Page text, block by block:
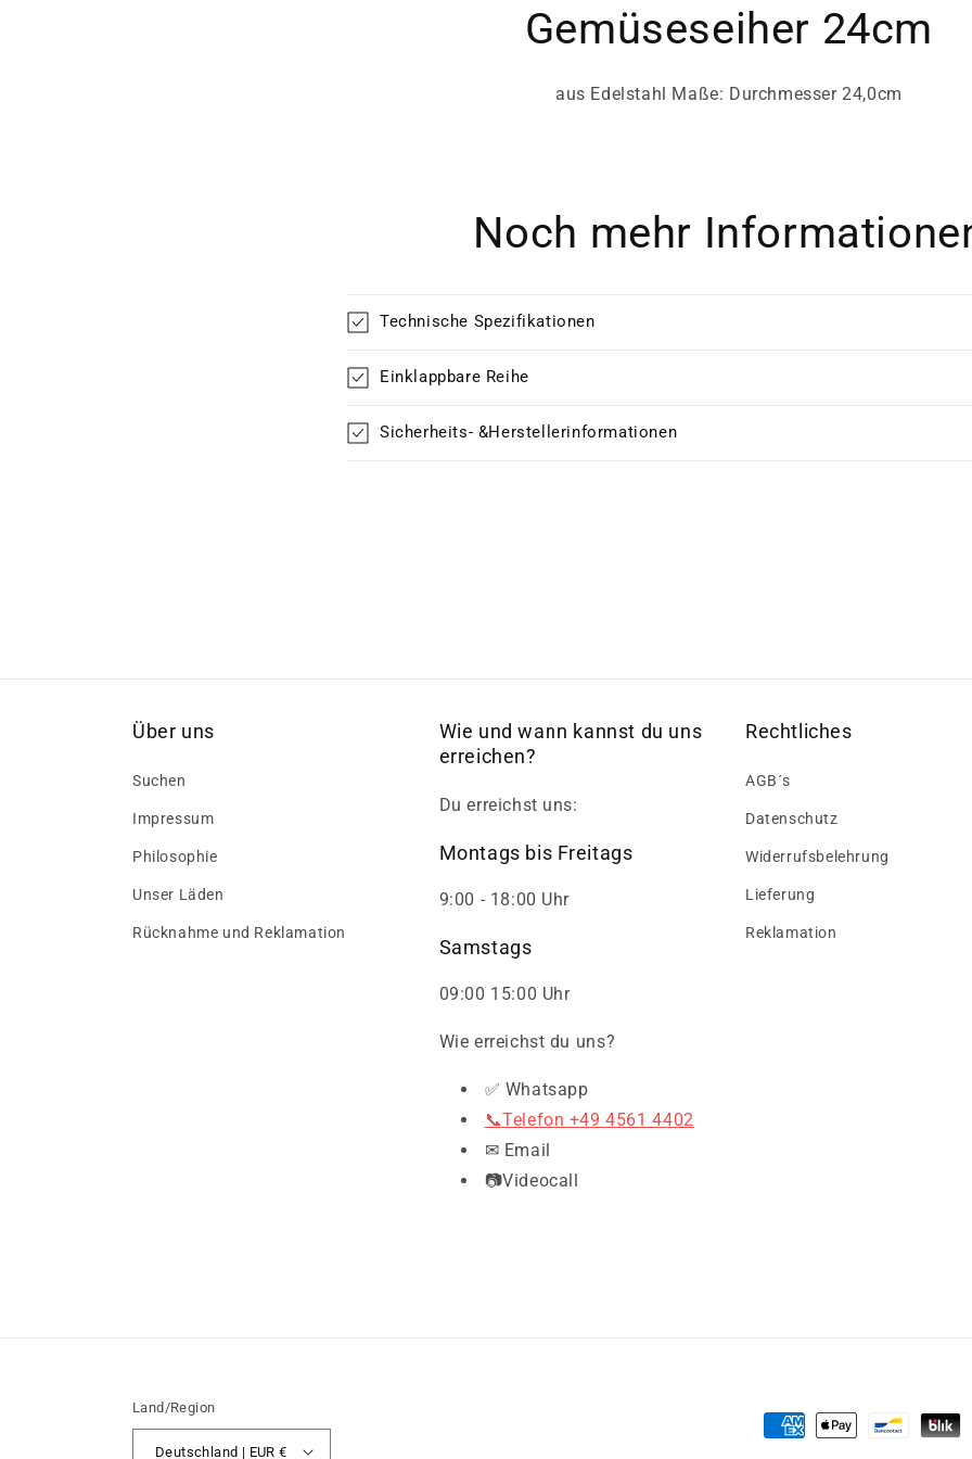
Gemüseseiher 24cm
aus Edelstahl Maße: Durchmesser 24,0cm
Noch mehr
Technische Spezifikationen
Einklappbare Reihe
Sicherheits- &Herstellerinformationen
Über uns
Suchen
Impressum
Philosophie
Unser Läden
Rücknahme und Reklamation
Wie und wann kannst du uns
erreichen?
Du erreichst uns:
Montags bis Freitags
9:00 - 18:00 Uhr
Samstags
09:00 15:00 Uhr
Wie erreichst du uns?
✅ Whatsapp
📞Telefon +49 4561 4402
✉ Email
📷Videocall
Rechtliches
AGB´s
Datenschutz
Widerrufsbelehrung
Lieferung
Reklamation
Land/Region
Deutschland | EUR €
Zahlungsmethoden